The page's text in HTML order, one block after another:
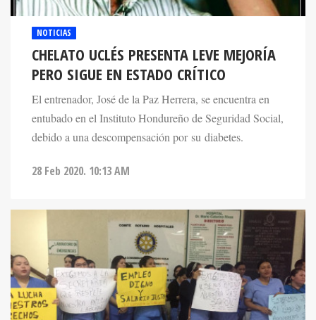
NOTICIAS
CHELATO UCLÉS PRESENTA LEVE MEJORÍA
PERO SIGUE EN ESTADO CRÍTICO
El entrenador, José de la Paz Herrera, se encuentra en
entubado en el Instituto Hondureño de Seguridad Social,
debido a una descompensación por su diabetes.
28 Feb 2020. 10:13 AM